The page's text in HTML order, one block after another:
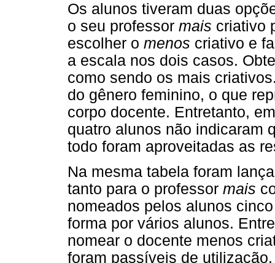
Os alunos tiveram duas
o seu professor mais criativo
escolher o menos criativo e
a escala nos dois casos.
como sendo os mais
do gênero feminino, o que
corpo docente. Entretanto,
quatro alunos não indicaram
todo foram aproveitadas as
Na mesma tabela foram
tanto para o professor mais
nomeados pelos alunos
forma por vários alunos.
nomear o docente menos
foram passíveis de utilização.